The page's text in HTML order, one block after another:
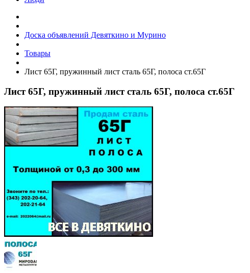
Доска объявлений Девяткино и Мурино
Товары
Лист 65Г, пружинный лист сталь 65Г, полоса ст.65Г
Лист 65Г, пружинный лист сталь 65Г, полоса ст.65Г